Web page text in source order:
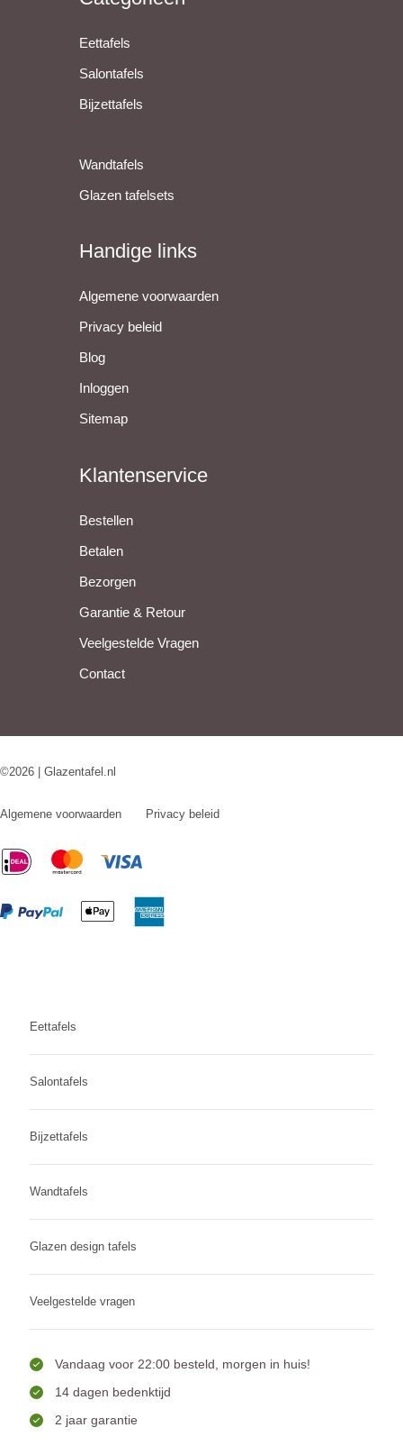
Eettafels
Salontafels
Bijzettafels
Wandtafels
Glazen tafelsets
Handige links
Algemene voorwaarden
Privacy beleid
Blog
Inloggen
Sitemap
Klantenservice
Bestellen
Betalen
Bezorgen
Garantie & Retour
Veelgestelde Vragen
Contact
©2026 | Glazentafel.nl
Algemene voorwaarden Privacy beleid
Eettafels
Salontafels
Bijzettafels
Wandtafels
Glazen design tafels
Veelgestelde vragen
Vandaag voor 22:00 besteld, morgen in huis!
14 dagen bedenktijd
2 jaar garantie